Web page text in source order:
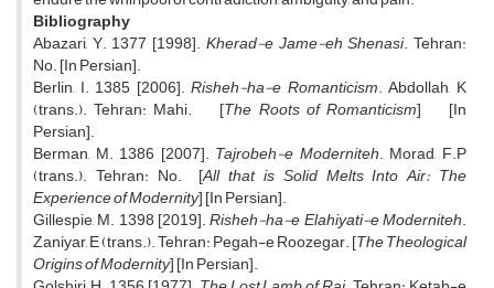
Bibliography
Abazari, Y. 1377 [1998]. Kherad-e Jame-eh Shenasi. Tehran:
No. [In Persian].
Berlin, I. 1385 [2006].Risheh-ha-e Romanticism. Abdollah, K
(trans.). Tehran: Mahi. [The Roots of Romanticism] [In
Persian].
Berman, M. 1386 [2007]. Tajrobeh-e Moderniteh. Morad, F.P
(trans.). Tehran: No. [All that is Solid Melts Into Air: The
Experience of Modernity] [In Persian].
Gillespie, M. 1398 [2019].Risheh-ha-e Elahiyati-e Moderniteh.
Zaniyar, E (trans.). Tehran: Pegah-e Roozegar. [The Theological
Origins of Modernity] [In Persian].